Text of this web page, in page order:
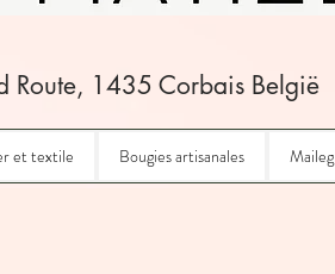
Route, 1435 Corbais België
et textile Bougies artisanales Maileg